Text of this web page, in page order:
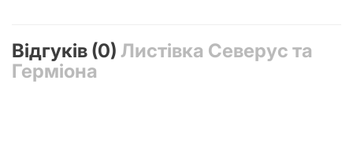
Відгуків (0) Листівка Северус та
Герміона